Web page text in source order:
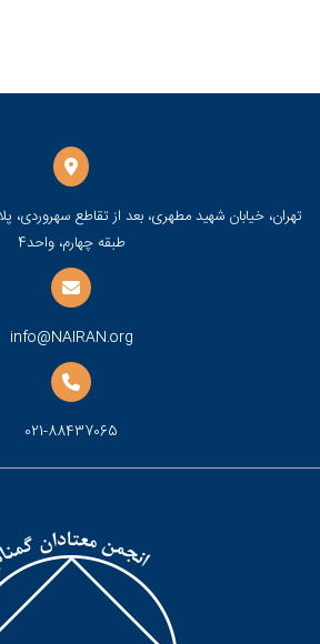
طبقه چهارم، واحد4
info@NAIRAN.org
021-88437065